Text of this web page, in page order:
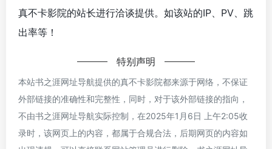
真不卡影院的站长进行洽谈提供。如该站的IP、PV、跳
出率等！
特别声明
本站书之涯网址导航提供的真不卡影院都来源于网络，不保证
外部链接的准确性和完整性，同时，对于该外部链接的指向，
不由书之涯网址导航实际控制，在2025年1月6日 上午2:05收
录时，该网页上的内容，都属于合规合法，后期网页的内容如